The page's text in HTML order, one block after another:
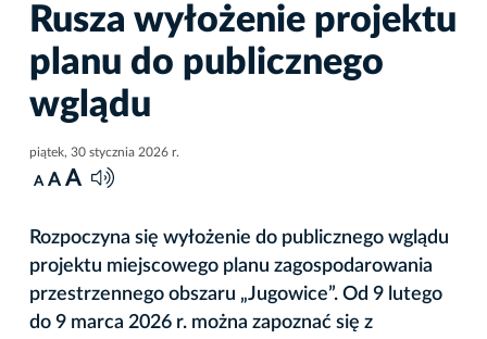
Rusza wyłożenie projektu
planu do publicznego
wglądu
piątek, 30 stycznia 2026 r.
A A A
Rozpoczyna się wyłożenie do publicznego wglądu
projektu miejscowego planu zagospodarowania
przestrzennego obszaru „Jugowice”. Od 9 lutego
do 9 marca 2026 r. można zapoznać się z